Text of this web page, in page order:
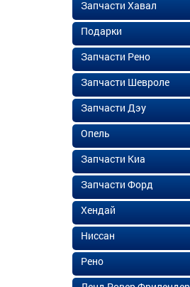
Запчасти Хавал
Подарки
Запчасти Рено
Запчасти Шевроле
Запчасти Дэу
Опель
Запчасти Киа
Запчасти Форд
Хендай
Ниссан
Рено